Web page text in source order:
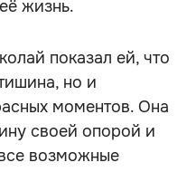
жизнь.
показал ей, что
но и
моментов. Она
своей опорой и
возможные